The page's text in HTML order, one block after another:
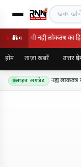
खबर खोजें
ब्रेकिंग नहीं, लोकतंत्र का
होम ताज़ा खबरें उत्तर
लाइव अपडेट
राष्ट्रविरोधी नहीं,